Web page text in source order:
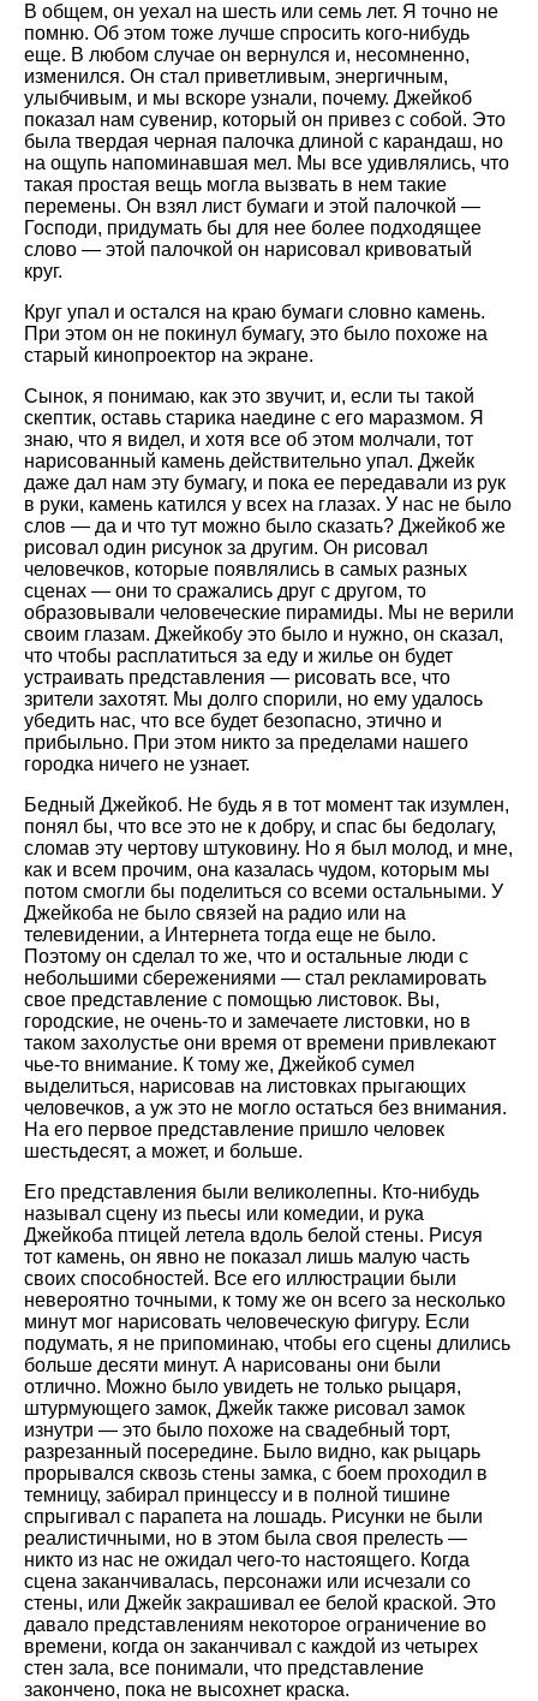
В общем, он уехал на шесть или семь лет. Я точно не
помню. Об этом тоже лучше спросить кого-нибудь
еще. В любом случае он вернулся и, несомненно,
изменился. Он стал приветливым, энергичным,
улыбчивым, и мы вскоре узнали, почему. Джейкоб
показал нам сувенир, который он привез с собой. Это
была твердая черная палочка длиной с карандаш, но
на ощупь напоминавшая мел. Мы все удивлялись, что
такая простая вещь могла вызвать в нем такие
перемены. Он взял лист бумаги и этой палочкой —
Господи, придумать бы для нее более подходящее
слово — этой палочкой он нарисовал кривоватый
круг.
Круг упал и остался на краю бумаги словно камень.
При этом он не покинул бумагу, это было похоже на
старый кинопроектор на экране.
Сынок, я понимаю, как это звучит, и, если ты такой
скептик, оставь старика наедине с его маразмом. Я
знаю, что я видел, и хотя все об этом молчали, тот
нарисованный камень действительно упал. Джейк
даже дал нам эту бумагу, и пока ее передавали из рук
в руки, камень катился у всех на глазах. У нас не было
слов — да и что тут можно было сказать? Джейкоб же
рисовал один рисунок за другим. Он рисовал
человечков, которые появлялись в самых разных
сценах — они то сражались друг с другом, то
образовывали человеческие пирамиды. Мы не верили
своим глазам. Джейкобу это было и нужно, он сказал,
что чтобы расплатиться за еду и жилье он будет
устраивать представления — рисовать все, что
зрители захотят. Мы долго спорили, но ему удалось
убедить нас, что все будет безопасно, этично и
прибыльно. При этом никто за пределами нашего
городка ничего не узнает.
Бедный Джейкоб. Не будь я в тот момент так изумлен,
понял бы, что все это не к добру, и спас бы бедолагу,
сломав эту чертову штуковину. Но я был молод, и мне,
как и всем прочим, она казалась чудом, которым мы
потом смогли бы поделиться со всеми остальными. У
Джейкоба не было связей на радио или на
телевидении, а Интернета тогда еще не было.
Поэтому он сделал то же, что и остальные люди с
небольшими сбережениями — стал рекламировать
свое представление с помощью листовок. Вы,
городские, не очень-то и замечаете листовки, но в
таком захолустье они время от времени привлекают
чье-то внимание. К тому же, Джейкоб сумел
выделиться, нарисовав на листовках прыгающих
человечков, а уж это не могло остаться без внимания.
На его первое представление пришло человек
шестьдесят, а может, и больше.
Его представления были великолепны. Кто-нибудь
называл сцену из пьесы или комедии, и рука
Джейкоба птицей летела вдоль белой стены. Рисуя
тот камень, он явно не показал лишь малую часть
своих способностей. Все его иллюстрации были
невероятно точными, к тому же он всего за несколько
минут мог нарисовать человеческую фигуру. Если
подумать, я не припоминаю, чтобы его сцены длились
больше десяти минут. А нарисованы они были
отлично. Можно было увидеть не только рыцаря,
штурмующего замок, Джейк также рисовал замок
изнутри — это было похоже на свадебный торт,
разрезанный посередине. Было видно, как рыцарь
прорывался сквозь стены замка, с боем проходил в
темницу, забирал принцессу и в полной тишине
спрыгивал с парапета на лошадь. Рисунки не были
реалистичными, но в этом была своя прелесть —
никто из нас не ожидал чего-то настоящего. Когда
сцена заканчивалась, персонажи или исчезали со
стены, или Джейк закрашивал ее белой краской. Это
давало представлениям некоторое ограничение во
времени, когда он заканчивал с каждой из четырех
стен зала, все понимали, что представление
закончено, пока не высохнет краска.